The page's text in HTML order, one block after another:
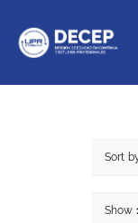
content
Sort
Show